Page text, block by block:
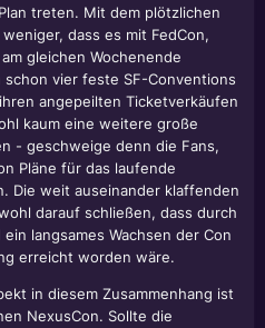
treten. Mit dem plötzlichen
dass es mit FedCon,
gleichen Wochenende
vier feste SF-Conventions
angepeilten Ticketverkäufen
kaum eine weitere große
- geschweige denn die Fans,
Pläne für das laufende
Die weit auseinander klaffenden
darauf schließen, dass durch
langsames Wachsen der Con
erreicht worden wäre.
in diesem Zusammenhang ist
NexusCon. Sollte die